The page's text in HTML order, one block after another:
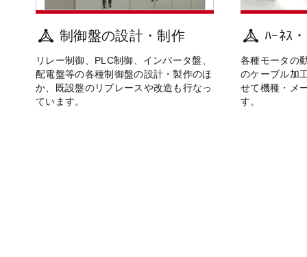
制御盤の設計・制作
リレー制御、PLC制御、インバータ盤、
配電盤等の各種制御盤の設計・製作のほ
か、既設盤のリプレースや改造も行なっ
ています。
ﾊｰﾈｽ
各種モータの
のケーブル加
せて機種・メ
す。